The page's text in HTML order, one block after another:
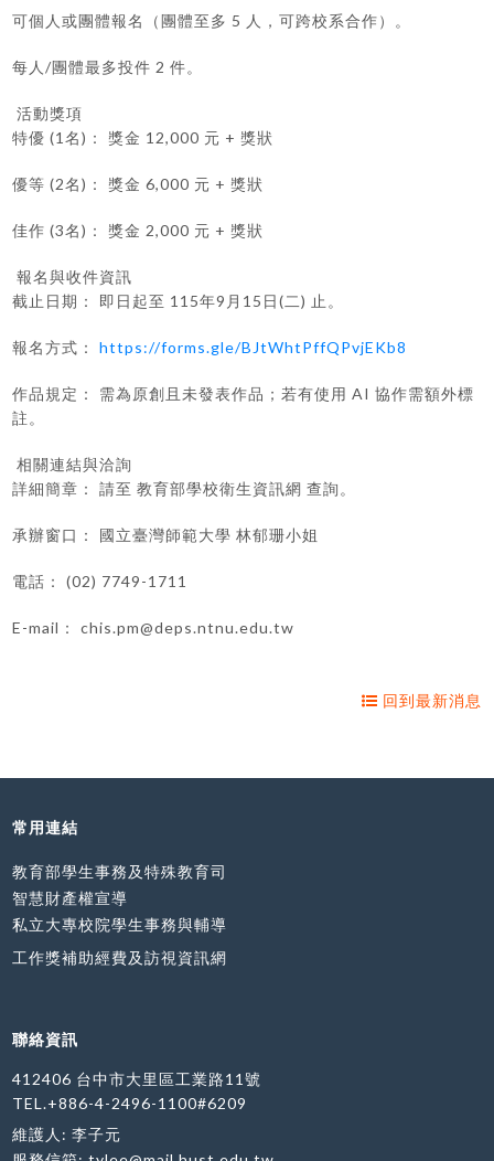
可個人或團體報名（團體至多 5 人，可跨校系合作）。
每人/團體最多投件 2 件。
活動獎項
特優 (1名)： 獎金 12,000 元 + 獎狀
優等 (2名)： 獎金 6,000 元 + 獎狀
佳作 (3名)： 獎金 2,000 元 + 獎狀
報名與收件資訊
截止日期： 即日起至 115年9月15日(二) 止。
報名方式： https://forms.gle/BJtWhtPffQPvjEKb8
作品規定： 需為原創且未發表作品；若有使用 AI 協作需額外標
註。
相關連結與洽詢
詳細簡章： 請至 教育部學校衛生資訊網 查詢。
承辦窗口： 國立臺灣師範大學 林郁珊小姐
電話： (02) 7749-1711
E-mail： chis.pm@deps.ntnu.edu.tw
回到最新消息
常用連結
教育部學生事務及特殊教育司
智慧財產權宣導
私立大專校院學生事務與輔導
工作獎補助經費及訪視資訊網
聯絡資訊
412406 台中市大里區工業路11號
TEL.+886-4-2496-1100#6209
維護人: 李子元